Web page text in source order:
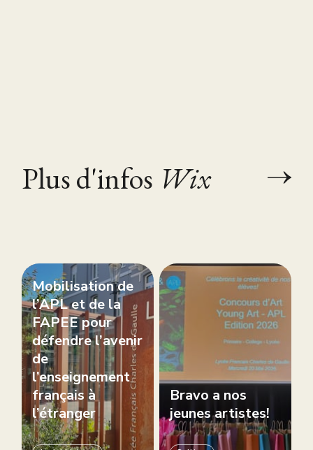
Plus d'infos Wix
Mobilisation de
l’APL et de la
FAPEE pour
défendre l’avenir
de
l’enseignement
français à
l’étranger
Bravo a nos
jeunes artistes!